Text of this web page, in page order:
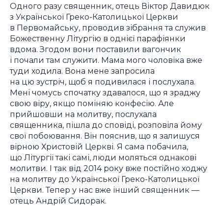
Одного разу священник, отець Віктор Давидюк
з Української Греко-Католицької Церкви
в Первомайську, проводив зібрання та служив
Божественну Літургію в однієї парафіянки
вдома. Згодом вони поставили вагончик
і почали там служити. Мама мого чоловіка вже
туди ходила. Вона мене запросила
на цю зустріч, щоб я подивилася і послухала.
Мені чомусь спочатку здавалося, що я зраджу
свою віру, якщо поміняю конфесію. Але
прийшовши на молитву, послухала
священника, пішла до сповіді, розповіла йому
свої побоювання. Він пояснив, що я залишуся
вірною Христовій Церкві. Я сама побачила,
що Літургії такі самі, люди моляться однакові
молитви. І так від 2014 року вже постійно ходжу
на молитву до Української Греко-Католицької
Церкви. Тепер у нас вже інший священник —
отець Андрій Сидорак.